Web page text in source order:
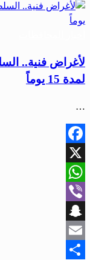
لأغراض فنية..
لمدة 15 يوماً
…
Facebook
X
WhatsApp
Viber
Snapchat
Email